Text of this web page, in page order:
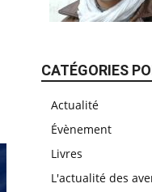
CATÉGORIES
Actualité
Évènement
Livres
L'actualité des